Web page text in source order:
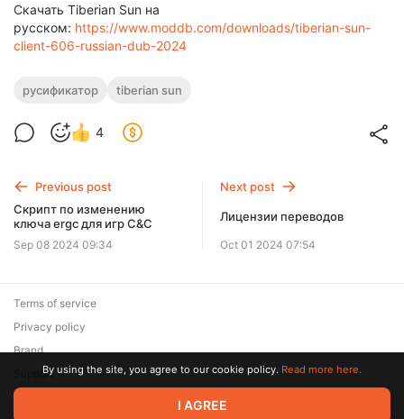
Скачать Tiberian Sun на
русском: https://www.moddb.com/downloads/tiberian-sun-
client-606-russian-dub-2024
русификатор tiberian sun
4
Previous post
Скрипт по изменению
ключа ergc для игр C&C
Sep 08 2024 09:34
Next post
Лицензии переводов
Oct 01 2024 07:54
© 2026 Zaya Solutions Limited. All rights reserved. All trademarks
Terms of service
Privacy policy
Brand
SupportBy using the site, you agree to our cookie policy. Read more here.
I AGREE